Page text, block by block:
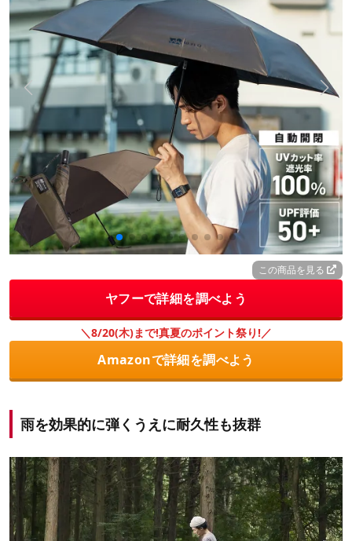
この商品を見る
ヤフーで詳細を調べよう
＼8/20(木)まで!真夏のポイント祭り!／
Amazonで詳細を調べよう
雨を効果的に弾くうえに耐久性も抜群